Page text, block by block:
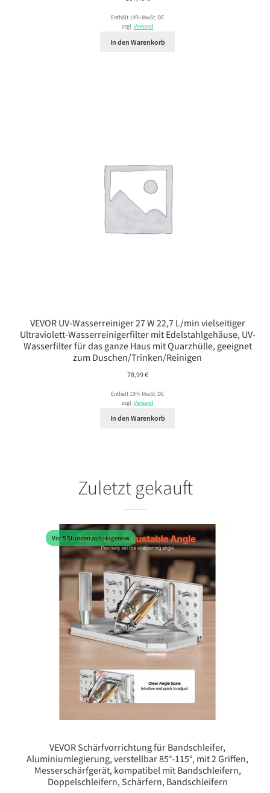
Enthält 19% MwSt. DE
zzgl.Versand
In den Warenkorb
VEVOR UV-Wasserreiniger 27 W 22,7 L/min vielseitiger
Ultraviolett-Wasserreinigerfilter mit Edelstahlgehäuse, UV-
Wasserfilter für das ganze Haus mit Quarzhülle, geeignet
zum Duschen/Trinken/Reinigen
78,99€
Enthält 19% MwSt. DE
zzgl.Versand
In den Warenkorb
Zuletzt gekauft
Vor 5 Stunden aus Hagenow
VEVOR Schärfvorrichtung für Bandschleifer,
Aluminiumlegierung, verstellbar 85°-115°, mit 2 Griffen,
Messerschärfgerät, kompatibel mit Bandschleifern,
Doppelschleifern, Schärfern, Bandschleifern